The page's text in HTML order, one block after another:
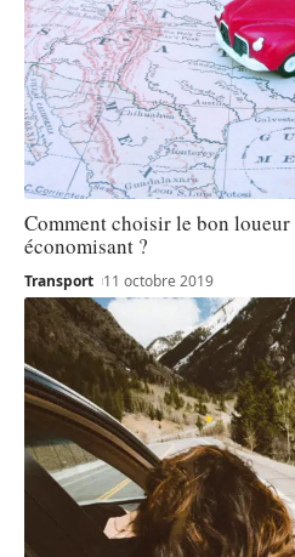
Comment choisir le bon
économisant ?
Transport 11 octobre 2019